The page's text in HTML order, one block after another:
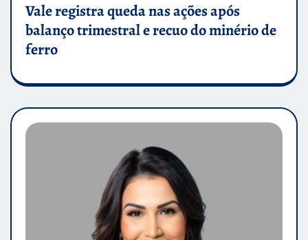
Vale registra queda nas ações após
balanço trimestral e recuo do minério de
ferro